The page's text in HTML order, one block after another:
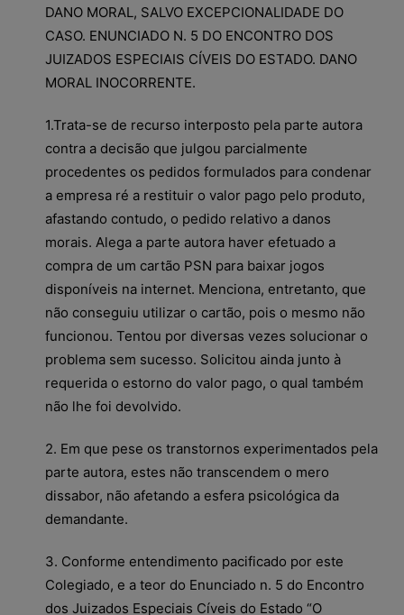
DANO MORAL, SALVO EXCEPCIONALIDADE DO
CASO. ENUNCIADO N. 5 DO ENCONTRO DOS
JUIZADOS ESPECIAIS CÍVEIS DO ESTADO. DANO
MORAL INOCORRENTE.
1.Trata-se de recurso interposto pela parte autora
contra a decisão que julgou parcialmente
procedentes os pedidos formulados para condenar
a empresa ré a restituir o valor pago pelo produto,
afastando contudo, o pedido relativo a danos
morais. Alega a parte autora haver efetuado a
compra de um cartão PSN para baixar jogos
disponíveis na internet. Menciona, entretanto, que
não conseguiu utilizar o cartão, pois o mesmo não
funcionou. Tentou por diversas vezes solucionar o
problema sem sucesso. Solicitou ainda junto à
requerida o estorno do valor pago, o qual também
não lhe foi devolvido.
2. Em que pese os transtornos experimentados pela
parte autora, estes não transcendem o mero
dissabor, não afetando a esfera psicológica da
demandante.
3. Conforme entendimento pacificado por este
Colegiado, e a teor do Enunciado n. 5 do Encontro
dos Juizados Especiais Cíveis do Estado “O